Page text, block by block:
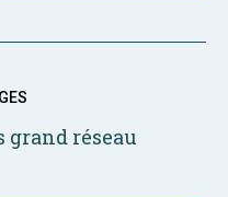
grand réseau